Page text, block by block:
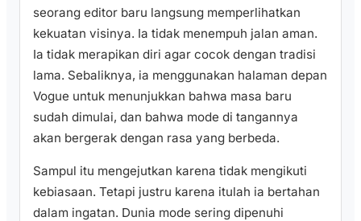
seorang editor baru langsung memperlihatkan
kekuatan visinya. Ia tidak menempuh jalan aman.
Ia tidak merapikan diri agar cocok dengan tradisi
lama. Sebaliknya, ia menggunakan halaman depan
Vogue untuk menunjukkan bahwa masa baru
sudah dimulai, dan bahwa mode di tangannya
akan bergerak dengan rasa yang berbeda.
Sampul itu mengejutkan karena tidak mengikuti
kebiasaan. Tetapi justru karena itulah ia bertahan
dalam ingatan. Dunia mode sering dipenuhi